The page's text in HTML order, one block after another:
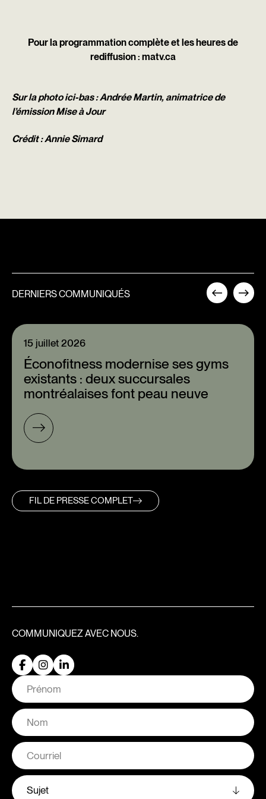
Pour la programmation complète et les heures de
rediffusion : matv.ca
Sur la photo ici-bas : Andrée Martin, animatrice de
l’émission Mise à Jour
Crédit : Annie Simard
DERNIERS COMMUNIQUÉS
Éconofitness modernise ses gyms
existants : deux succursales
montréalaises font peau neuve
15 juillet 2026
FIL DE PRESSE COMPLET
COMMUNIQUEZ AVEC NOUS.
Nom
Prénom
Nom
Courriel
Comment
pouvons-